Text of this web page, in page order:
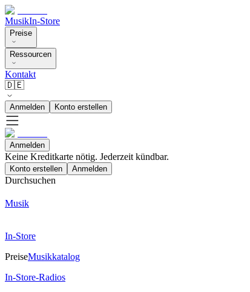
MusikIn-Store
Preise
Ressourcen
Kontakt
🇩🇪
Anmelden Konto erstellen
Anmelden
Keine Kreditkarte nötig. Jederzeit kündbar.
Konto erstellen Anmelden
Durchsuchen
Musik
In-Store
PreiseMusikkatalog
In-Store-Radios